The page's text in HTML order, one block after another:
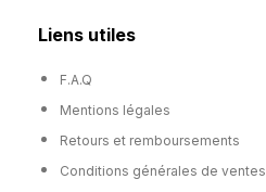
Liens utiles
F.A.Q
Mentions légales
Retours et remboursements
Conditions générales de ventes